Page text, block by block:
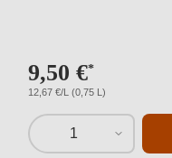
9,50 €*
12,67 €/L (0,75 L)
1